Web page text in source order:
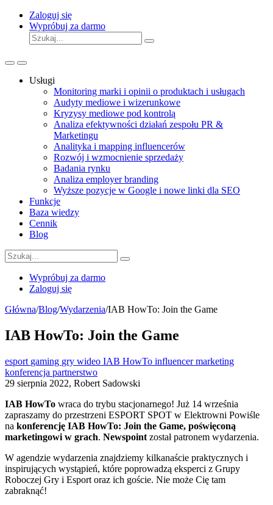
Zaloguj się
Wypróbuj za darmo
Usługi
Monitoring marki i opinii o produktach i usługach
Audyty mediowe i wizerunkowe
Kryzysy mediowe pod kontrolą
Analiza efektywności działań zespołu PR &
Marketingu
Analityka i mapping influencerów
Rozwój i wzmocnienie sprzedaży
Badania rynku
Analiza employer branding
Wyższe pozycje w Google i nowe linki dla SEO
Funkcje
Baza wiedzy
Cennik
Blog
Wypróbuj za darmo
Zaloguj się
Główna/Blog/Wydarzenia/IAB HowTo: Join the Game
IAB HowTo: Join the Game
esport gaming gry wideo IAB HowTo influencer marketing
konferencja partnerstwo
29 sierpnia 2022, Robert Sadowski
IAB HowTo wraca do trybu stacjonarnego! Już 14 września
zapraszamy do przestrzeni ESPORT SPOT w Elektrowni Powiśle
na konferencję IAB HowTo: Join the Game, poświęconą
marketingowi w grach. Newspoint został patronem wydarzenia.
W agendzie wydarzenia znajdziemy kilkanaście praktycznych i
inspirujących wystąpień, które poprowadzą eksperci z Grupy
Roboczej Gry i Esport oraz ich goście. Nie może Cię tam
zabraknąć!